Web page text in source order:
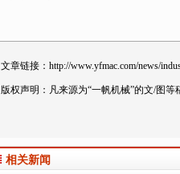
文章链接： http://www.yfmac.com/news/
版权声明：凡来源为“一帆机械”的文/图
相关新闻